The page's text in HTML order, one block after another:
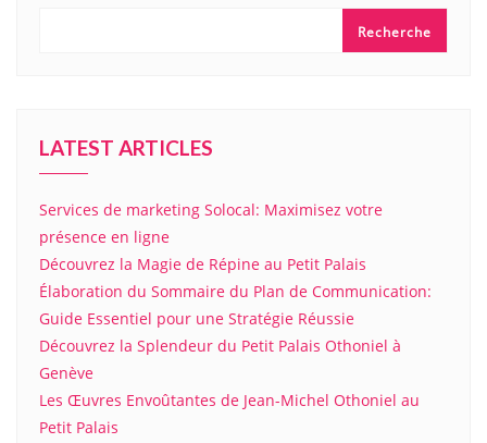
Recherche
LATEST ARTICLES
Services de marketing Solocal: Maximisez votre
présence en ligne
Découvrez la Magie de Répine au Petit Palais
Élaboration du Sommaire du Plan de Communication:
Guide Essentiel pour une Stratégie Réussie
Découvrez la Splendeur du Petit Palais Othoniel à
Genève
Les Œuvres Envoûtantes de Jean-Michel Othoniel au
Petit Palais